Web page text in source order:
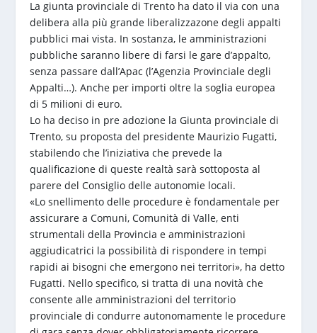
La giunta provinciale di Trento ha dato il via con una
delibera alla più grande liberalizzazone degli appalti
pubblici mai vista. In sostanza, le amministrazioni
pubbliche saranno libere di farsi le gare d’appalto,
senza passare dall’Apac (l’Agenzia Provinciale degli
Appalti…). Anche per importi oltre la soglia europea
di 5 milioni di euro.
Lo ha deciso in pre adozione la Giunta provinciale di
Trento, su proposta del presidente Maurizio Fugatti,
stabilendo che l’iniziativa che prevede la
qualificazione di queste realtà sarà sottoposta al
parere del Consiglio delle autonomie locali.
«Lo snellimento delle procedure è fondamentale per
assicurare a Comuni, Comunità di Valle, enti
strumentali della Provincia e amministrazioni
aggiudicatrici la possibilità di rispondere in tempi
rapidi ai bisogni che emergono nei territori», ha detto
Fugatti. Nello specifico, si tratta di una novità che
consente alle amministrazioni del territorio
provinciale di condurre autonomamente le procedure